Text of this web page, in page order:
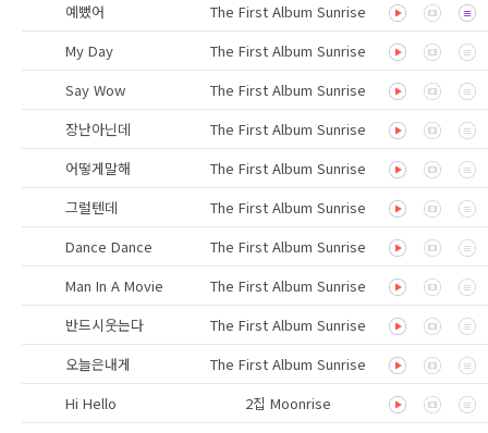
예뻤어
The First Album Sunrise
My Day
The First Album Sunrise
Say Wow
The First Album Sunrise
장난아닌데
The First Album Sunrise
어떻게말해
The First Album Sunrise
그럴텐데
The First Album Sunrise
Dance Dance
The First Album Sunrise
Man In A Movie
The First Album Sunrise
반드시웃는다
The First Album Sunrise
오늘은내게
The First Album Sunrise
Hi Hello
2집 Moonrise